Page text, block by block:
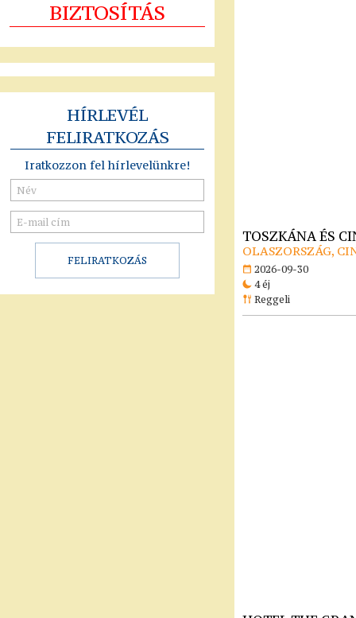
BIZTOSÍTÁS
HÍRLEVÉL
FELIRATKOZÁS
Iratkozzon fel hírlevelünkre!
TOSZKÁNA ÉS
OLASZORSZÁG,
2026-09-30
4 éj
Reggeli